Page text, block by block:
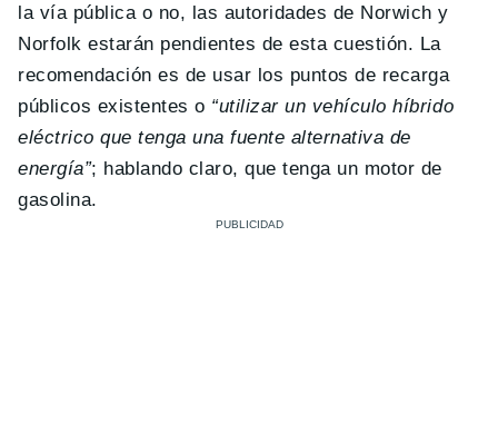
la vía pública o no, las autoridades de Norwich y
Norfolk estarán pendientes de esta cuestión. La
recomendación es de usar los puntos de recarga
públicos existentes o “utilizar un vehículo híbrido
eléctrico que tenga una fuente alternativa de
energía”; hablando claro, que tenga un motor de
gasolina.